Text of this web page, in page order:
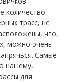
количество
трасс, но
что,
можно очень
Самые
нашему,
для